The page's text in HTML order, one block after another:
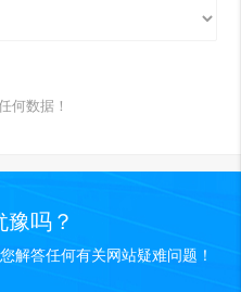
何数据！
吗？
解答任何有关网站疑难问题！